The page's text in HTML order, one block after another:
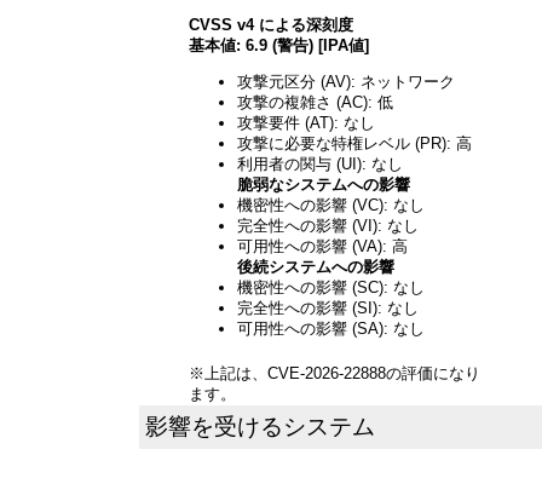
CVSS v4 による深刻度
基本値: 6.9 (警告) [IPA値]
攻撃元区分 (AV): ネットワーク
攻撃の複雑さ (AC): 低
攻撃要件 (AT): なし
攻撃に必要な特権レベル (PR): 高
利用者の関与 (UI): なし
脆弱なシステムへの影響
機密性への影響 (VC): なし
完全性への影響 (VI): なし
可用性への影響 (VA): 高
後続システムへの影響
機密性への影響 (SC): なし
完全性への影響 (SI): なし
可用性への影響 (SA): なし
※上記は、CVE-2026-22888の評価になり
ます。
影響を受けるシステム